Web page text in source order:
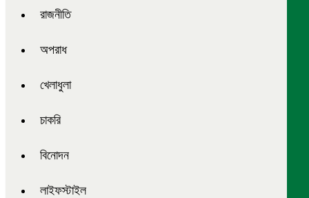
রাজনীতি
অপরাধ
খেলাধুলা
চাকরি
বিনোদন
লাইফস্টাইল